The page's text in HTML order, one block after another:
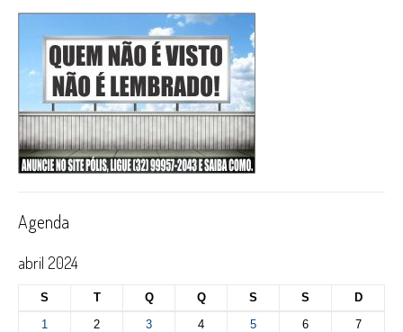
Agenda
abril 2024
S T Q Q S S
D
1
2 3 4 5 6
7